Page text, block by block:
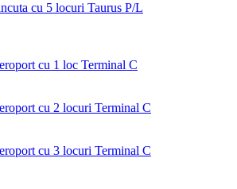
cu 5 locuri Taurus P/L
cu 1 loc Terminal C
cu 2 locuri Terminal C
cu 3 locuri Terminal C